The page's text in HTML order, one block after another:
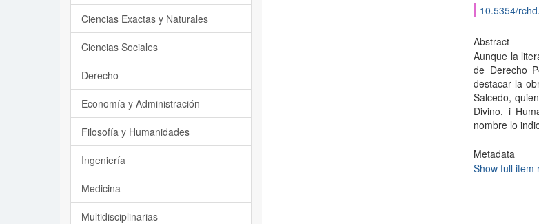
10.5354/
Abstract
Aunque la
de Derecho
destacar la
Salcedo,
Divino, i
nombre lo
Metadata
Show full item
Ciencias Exactas y Naturales
Ciencias Sociales
Derecho
Economía y Administración
Filosofía y Humanidades
Ingeniería
Medicina
Multidisciplinarias